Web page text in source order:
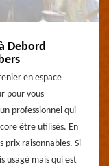
Debord
en espace
pour vous
professionnel qui
être utilisés. En
prix raisonnables. Si
usagé mais qui est